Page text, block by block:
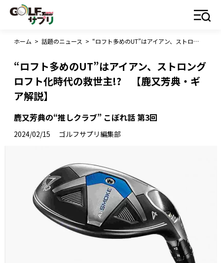
ホーム > 話題のニュース > “ロフト多めのUT”はアイアン、ストロングロフト化時代の救世主!? 【鹿又芳典・ギア解説】
“ロフト多めのUT”はアイアン、ストロング
ロフト化時代の救世主!? 【鹿又芳典・ギ
ア解説】
鹿又芳典の“推しクラブ” こぼれ話 第3回
2024/02/15 ゴルフサプリ編集部